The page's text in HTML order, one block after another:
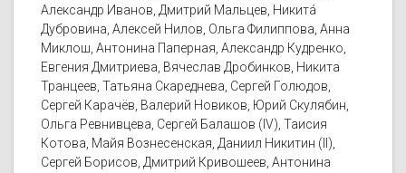
Александр Иванов, Дмитрий Мальцев, Никитá
Дубровина, Алексей Нилов, Ольга Филиппова, Анна
Миклош, Антонина Паперная, Александр Кудренко,
Евгения Дмитриева, Вячеслав Дробинков, Никита
Транцеев, Татьяна Скареднева, Сергей Голюдов,
Сергей Карачёв, Валерий Новиков, Юрий Скулябин,
Ольга Ревнивцева, Сергей Балашов (IV), Таисия
Котова, Майя Вознесенская, Даниил Никитин (II),
Сергей Борисов, Дмитрий Кривошеев, Антонина